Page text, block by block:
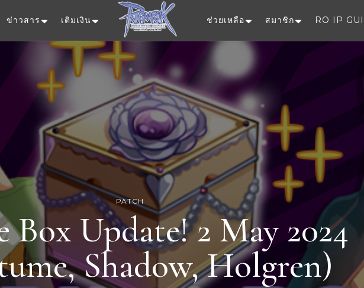
ข่าวสาร เติมเงิน
Ragnarok Online
ช่วยเหลือ สมาชิก RO IP
PATCH
Box Update! 2 May 2024
Shadow, Holgren)